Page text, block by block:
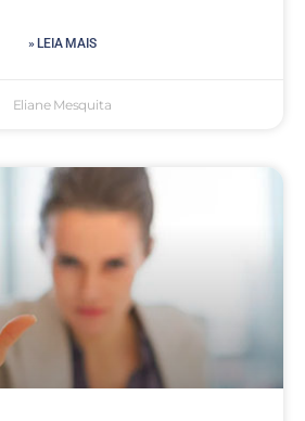
» LEIA MAIS
Eliane Mesquita